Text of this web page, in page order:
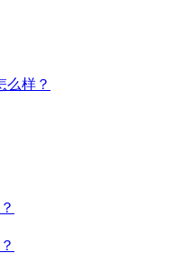
么样？